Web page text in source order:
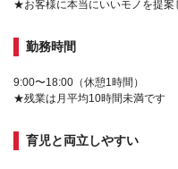
★お客様に本当にいいモノを提案
勤務時間
9:00〜18:00（休憩1時間）
★残業は月平均10時間未満です
育児と両立しやすい